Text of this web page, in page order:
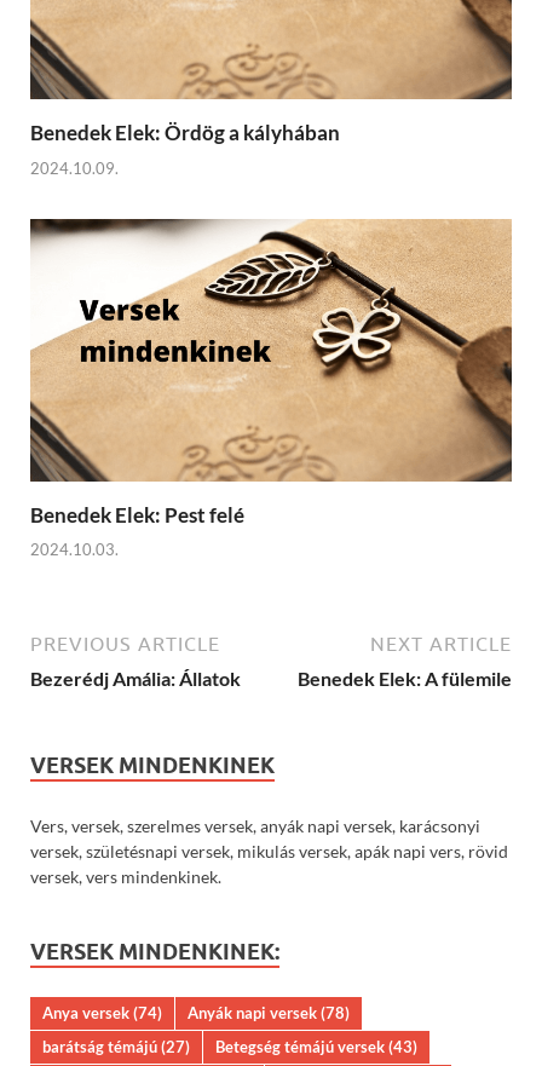
Benedek Elek: Ördög a kályhában
2024.10.09.
Benedek Elek: Pest felé
2024.10.03.
PREVIOUS ARTICLE
Bezerédj Amália: Állatok
NEXT ARTICLE
Benedek Elek: A fülemile
VERSEK MINDENKINEK
Vers, versek, szerelmes versek, anyák napi versek, karácsonyi
versek, születésnapi versek, mikulás versek, apák napi vers, rövid
versek, vers mindenkinek.
VERSEK MINDENKINEK:
Anya versek(74) Anyák napi versek(78)
barátság témájú(27) Betegség témájú versek(43)